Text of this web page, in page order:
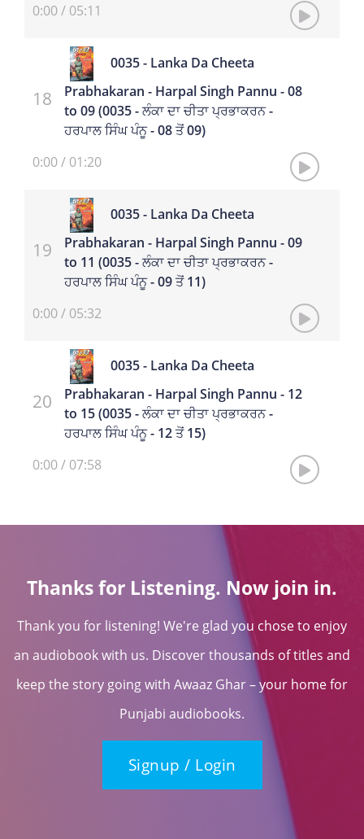
0:00/ 05:11
0035 - Lanka Da Cheeta
Prabhakaran - Harpal Singh Pannu - 08
to 09 (0035 - ਲੰਕਾ ਦਾ ਚੀਤਾ ਪ੍ਰਭਾਕਰਨ -
ਹਰਪਾਲ ਸਿੰਘ ਪੰਨੂ - 08 ਤੋਂ 09)
0:00/ 01:20
0035 - Lanka Da Cheeta
Prabhakaran - Harpal Singh Pannu - 09
to 11 (0035 - ਲੰਕਾ ਦਾ ਚੀਤਾ ਪ੍ਰਭਾਕਰਨ -
ਹਰਪਾਲ ਸਿੰਘ ਪੰਨੂ - 09 ਤੋਂ 11)
0:00/ 05:32
0035 - Lanka Da Cheeta
Prabhakaran - Harpal Singh Pannu - 12
to 15 (0035 - ਲੰਕਾ ਦਾ ਚੀਤਾ ਪ੍ਰਭਾਕਰਨ -
ਹਰਪਾਲ ਸਿੰਘ ਪੰਨੂ - 12 ਤੋਂ 15)
0:00/ 07:58
Thanks for Listening. Now join in.
Thank you for listening! We're glad you chose to enjoy
an audiobook with us. Discover thousands of titles and
keep the story going with Awaaz Ghar – your home for
Punjabi audiobooks.
Signup / Login